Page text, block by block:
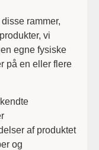
rammer,
vi
egne fysiske
på en eller flere
af produktet
og